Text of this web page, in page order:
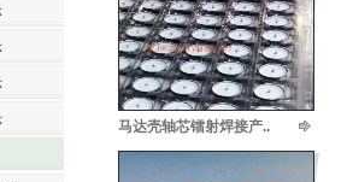
马达壳轴芯镭射焊接产..